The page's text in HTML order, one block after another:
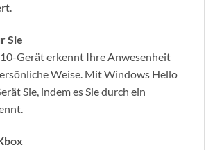
Sie
Gerät erkennt Ihre Anwesenheit
Weise. Mit Windows Hello
Sie, indem es Sie durch ein